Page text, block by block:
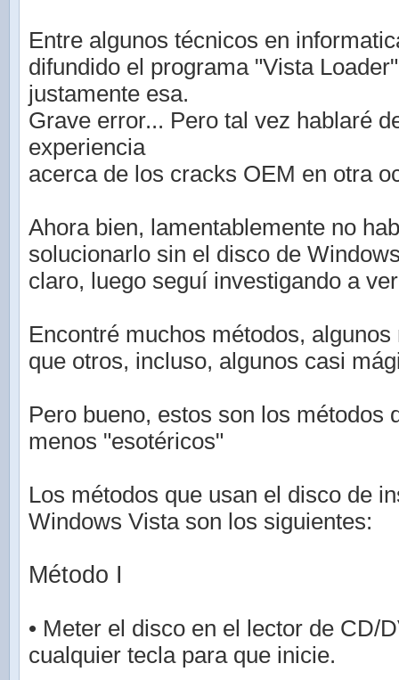
Entre algunos técnicos en
difundido el programa "Vista
justamente esa.
Grave error... Pero tal vez hablaré
experiencia
acerca de los cracks OEM en otra
Ahora bien, lamentablemente no
solucionarlo sin el disco de
claro, luego seguí investigando a
Encontré muchos métodos,
que otros, incluso, algunos casi
Pero bueno, estos son los métodos
menos "esotéricos"
Los métodos que usan el disco de
Windows Vista son los siguientes:
Método I
• Meter el disco en el lector de CD/
cualquier tecla para que inicie.